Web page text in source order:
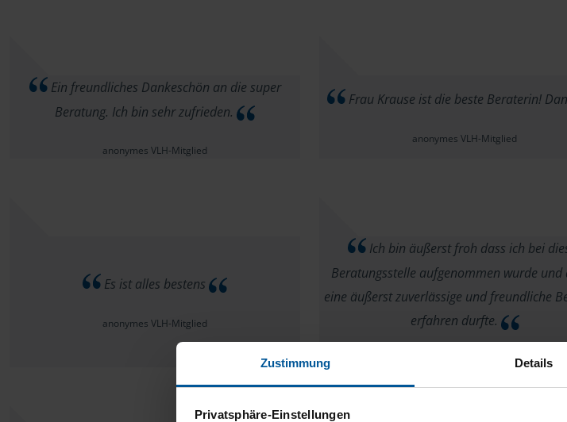
Zustimmung Details
Privatsphäre-Einstellungen
Ein freundliches Dankeschön an die super
Beratung. Ich bin sehr zufrieden.
anonymes VLH-Mitglied
Frau Krause ist die beste Beraterin!
anonymes VLH-Mitglied
Es ist alles bestens
anonymes VLH-Mitglied
Ich bin äußerst froh dass ich bei
Beratungsstelle aufgenommen wurde
eine äußerst zuverlässige und freundliche
erfahren durfte.